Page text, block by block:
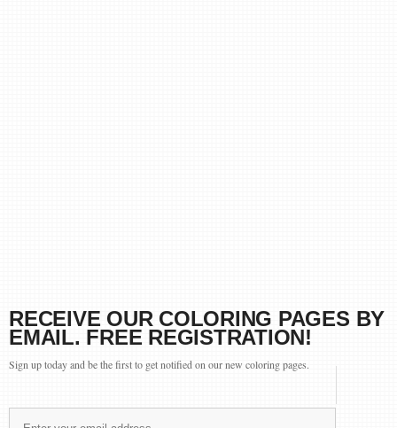
RECEIVE OUR COLORING PAGES BY
EMAIL. FREE REGISTRATION!
Sign up today and be the first to get notified on our new coloring pages.